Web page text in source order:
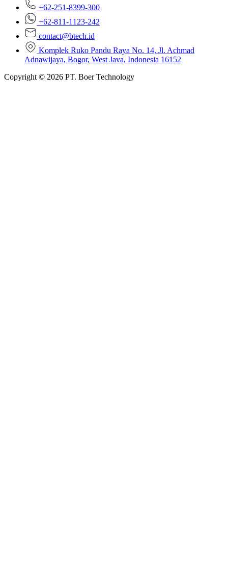
+62-251-8399-300
+62-811-1123-242
contact@btech.id
Komplek Ruko Pandu Raya No. 14, Jl. Achmad
Adnawijaya, Bogor, West Java, Indonesia 16152
Copyright © 2026 PT. Boer Technology